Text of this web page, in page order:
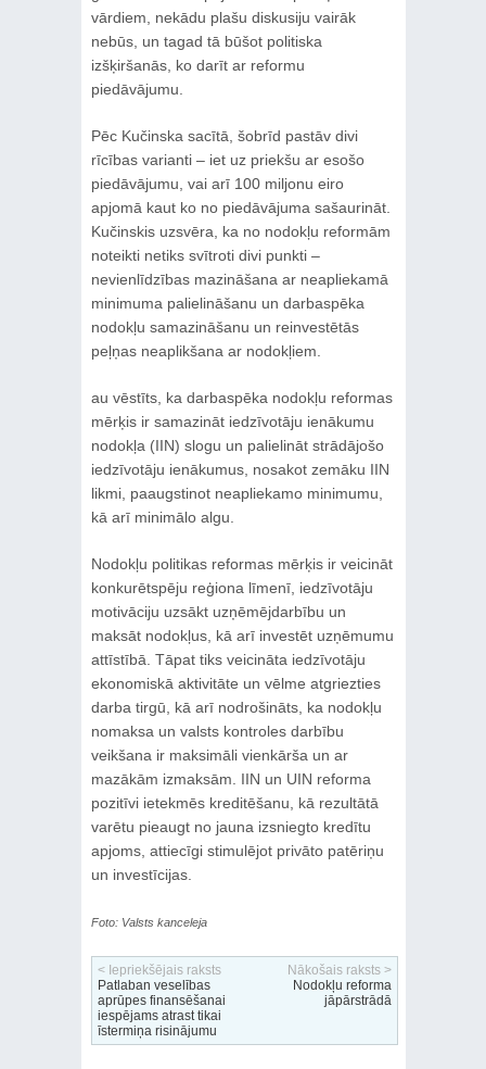
vārdiem, nekādu plašu diskusiju vairāk
nebūs, un tagad tā būšot politiska
izšķiršanās, ko darīt ar reformu
piedāvājumu.
Pēc Kučinska sacītā, šobrīd pastāv divi
rīcības varianti – iet uz priekšu ar esošo
piedāvājumu, vai arī 100 miljonu eiro
apjomā kaut ko no piedāvājuma sašaurināt.
Kučinskis uzsvēra, ka no nodokļu reformām
noteikti netiks svītroti divi punkti –
nevienlīdzības mazināšana ar neapliekamā
minimuma palielināšanu un darbaspēka
nodokļu samazināšanu un reinvestētās
peļņas neaplikšana ar nodokļiem.
au vēstīts, ka darbaspēka nodokļu reformas
mērķis ir samazināt iedzīvotāju ienākumu
nodokļa (IIN) slogu un palielināt strādājošo
iedzīvotāju ienākumus, nosakot zemāku IIN
likmi, paaugstinot neapliekamo minimumu,
kā arī minimālo algu.
Nodokļu politikas reformas mērķis ir veicināt
konkurētspēju reģiona līmenī, iedzīvotāju
motivāciju uzsākt uzņēmējdarbību un
maksāt nodokļus, kā arī investēt uzņēmumu
attīstībā. Tāpat tiks veicināta iedzīvotāju
ekonomiskā aktivitāte un vēlme atgriezties
darba tirgū, kā arī nodrošināts, ka nodokļu
nomaksa un valsts kontroles darbību
veikšana ir maksimāli vienkārša un ar
mazākām izmaksām. IIN un UIN reforma
pozitīvi ietekmēs kreditēšanu, kā rezultātā
varētu pieaugt no jauna izsniegto kredītu
apjoms, attiecīgi stimulējot privāto patēriņu
un investīcijas.
Foto: Valsts kanceleja
< Iepriekšējais raksts
Patlaban veselības
aprūpes finansēšanai
iespējams atrast tikai
īstermiņa risinājumu
Nākošais raksts >
Nodokļu reforma
jāpārstrādā